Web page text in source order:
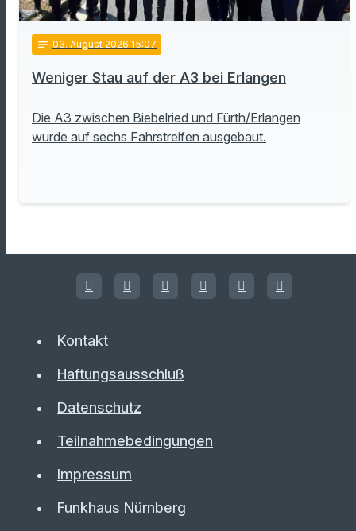
notes 03. August 2026 15:07
Weniger Stau auf der A3 bei Erlangen
Die A3 zwischen Biebelried und Fürth/Erlangen
wurde auf sechs Fahrstreifen ausgebaut.
Kontakt
Haftungsausschluß
Datenschutz
Teilnahmebedingungen
Impressum
Funkhaus Nürnberg